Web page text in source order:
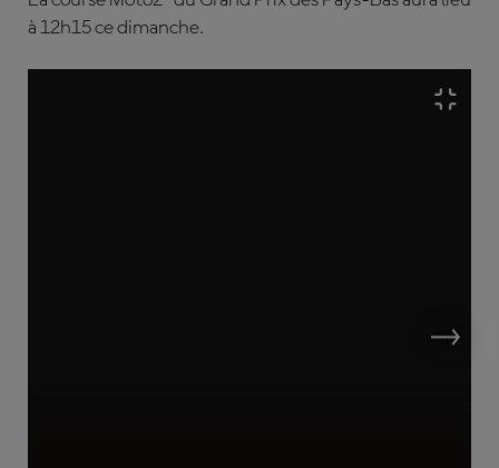
à 12h15 ce dimanche.